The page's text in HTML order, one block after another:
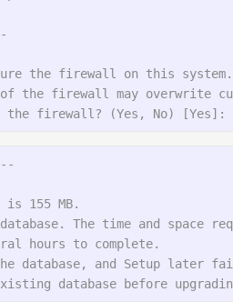
the firewall on this system.
the firewall may overwrite
is 155 MB.
The time and space
hours to complete.
database, and Setup later